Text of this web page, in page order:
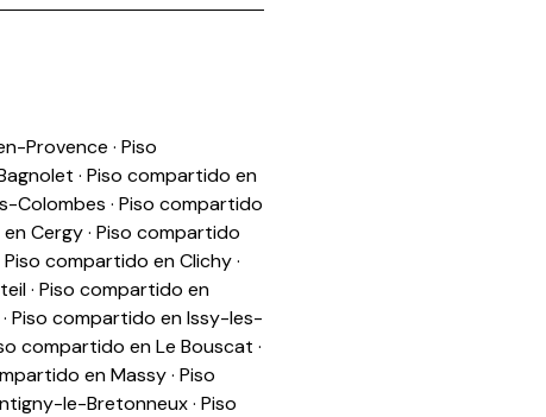
Provence · Piso
· Piso compartido en
Colombes · Piso compartido
Cergy· Piso compartido
Piso compartido en Clichy·
· Piso compartido en
· Piso compartido en Issy-les-
compartido en Le Bouscat ·
en Massy· Piso
le-Bretonneux· Piso